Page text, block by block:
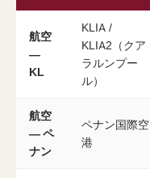
航空
—
KL
KLIA /
KLIA2（クア
ラルンプー
ル）
航空
— ペ
ナン
ペナン国際空
港